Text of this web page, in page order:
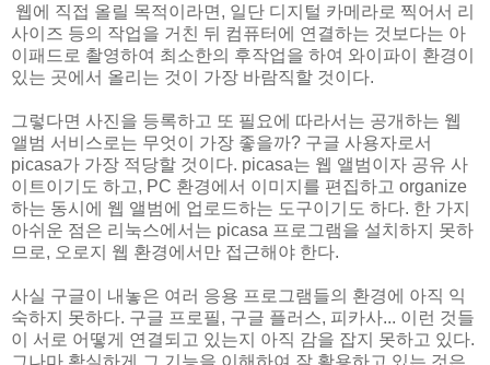
웹에 직접 올릴 목적이라면, 일단 디지털 카메라로 찍어서 리
사이즈 등의 작업을 거친 뒤 컴퓨터에 연결하는 것보다는 아
이패드로 촬영하여 최소한의 후작업을 하여 와이파이 환경이
있는 곳에서 올리는 것이 가장 바람직할 것이다.
그렇다면 사진을 등록하고 또 필요에 따라서는 공개하는 웹
앨범 서비스로는 무엇이 가장 좋을까? 구글 사용자로서
picasa가 가장 적당할 것이다. picasa는 웹 앨범이자 공유 사
이트이기도 하고, PC 환경에서 이미지를 편집하고 organize
하는 동시에 웹 앨범에 업로드하는 도구이기도 하다. 한 가지
아쉬운 점은 리눅스에서는 picasa 프로그램을 설치하지 못하
므로, 오로지 웹 환경에서만 접근해야 한다.
사실 구글이 내놓은 여러 응용 프로그램들의 환경에 아직 익
숙하지 못하다. 구글 프로필, 구글 플러스, 피카사... 이런 것들
이 서로 어떻게 연결되고 있는지 아직 감을 잡지 못하고 있다.
그나마 확실하게 그 기능을 이해하여 잘 활용하고 있는 것은